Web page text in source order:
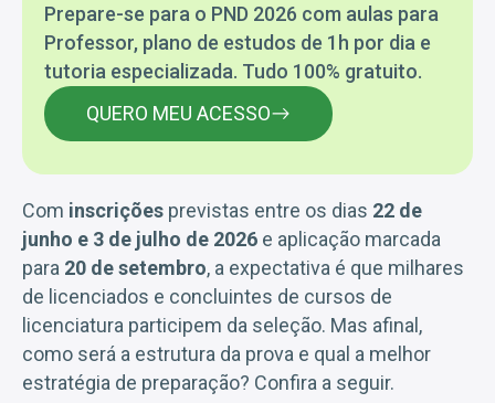
Prepare-se para o PND 2026 com aulas para
Professor, plano de estudos de 1h por dia e
tutoria especializada. Tudo 100% gratuito.
QUERO MEU ACESSO
Com inscrições previstas entre os dias 22 de
junho e 3 de julho de 2026 e aplicação marcada
para 20 de setembro, a expectativa é que milhares
de licenciados e concluintes de cursos de
licenciatura participem da seleção. Mas afinal,
como será a estrutura da prova e qual a melhor
estratégia de preparação? Confira a seguir.